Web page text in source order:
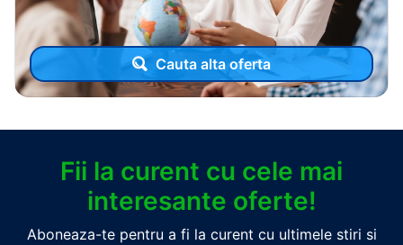
Cauta alta oferta
Fii la curent cu cele mai
interesante oferte!
Aboneaza-te pentru a fi la curent cu ultimele stiri si